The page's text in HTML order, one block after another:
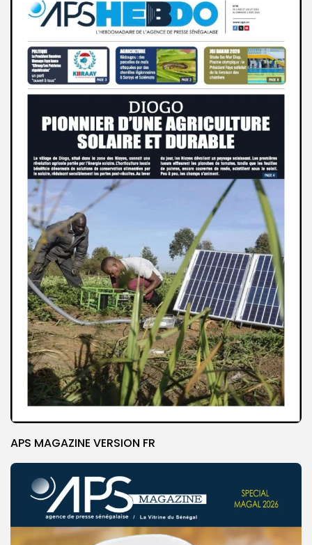
APS MAGAZINE VERSION FR